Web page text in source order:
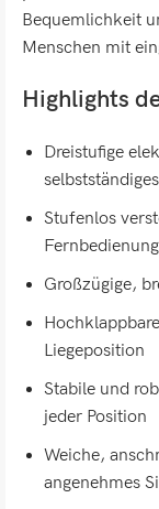
Bequemlichkeit
Menschen mit
Highlights
Dreistufige
Stufenlos
Fernbedienung
Großzügige,
Liegeposition
Stabile und
jeder Position
Weiche,
angenehmes